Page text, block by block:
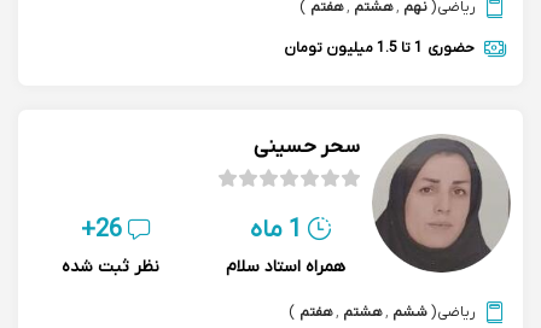
ریاضی(نهم ,هشتم ,هفتم )
حضوری 1 تا 1.5 میلیون تومان
سحر حسینی
1 ماه
همراه استاد سلام
26+
نظر ثبت شده
ریاضی(ششم ,هشتم ,هفتم )